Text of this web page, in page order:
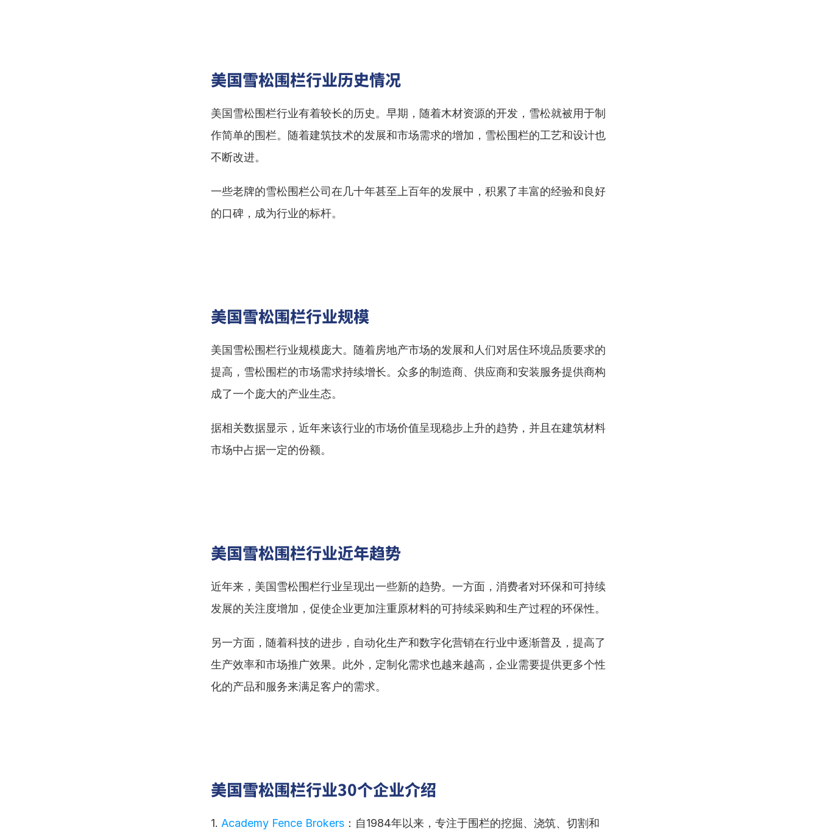
美国雪松围栏行业历史情况
美国雪松围栏行业有着较长的历史。早期，随着木材资源的开发，雪松就被用于制
作简单的围栏。随着建筑技术的发展和市场需求的增加，雪松围栏的工艺和设计也
不断改进。
一些老牌的雪松围栏公司在几十年甚至上百年的发展中，积累了丰富的经验和良好
的口碑，成为行业的标杆。
美国雪松围栏行业规模
美国雪松围栏行业规模庞大。随着房地产市场的发展和人们对居住环境品质要求的
提高，雪松围栏的市场需求持续增长。众多的制造商、供应商和安装服务提供商构
成了一个庞大的产业生态。
据相关数据显示，近年来该行业的市场价值呈现稳步上升的趋势，并且在建筑材料
市场中占据一定的份额。
美国雪松围栏行业近年趋势
近年来，美国雪松围栏行业呈现出一些新的趋势。一方面，消费者对环保和可持续
发展的关注度增加，促使企业更加注重原材料的可持续采购和生产过程的环保性。
另一方面，随着科技的进步，自动化生产和数字化营销在行业中逐渐普及，提高了
生产效率和市场推广效果。此外，定制化需求也越来越高，企业需要提供更多个性
化的产品和服务来满足客户的需求。
美国雪松围栏行业30个企业介绍
1. Academy Fence Brokers ：自1984年以来，专注于围栏的挖掘、浇筑、切割和